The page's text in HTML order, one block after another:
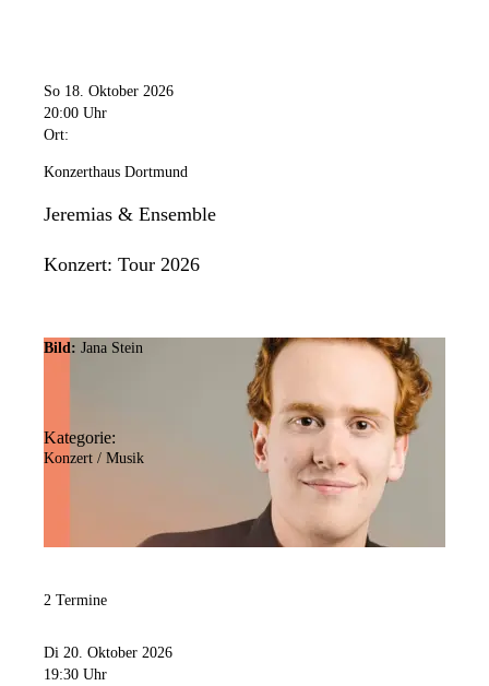
So 18. Oktober 2026
20:00 Uhr
Ort:
Konzerthaus Dortmund
Jeremias & Ensemble
Konzert: Tour 2026
Bild: Jana Stein
Kategorie:
Konzert / Musik
2 Termine
Di 20. Oktober 2026
19:30 Uhr